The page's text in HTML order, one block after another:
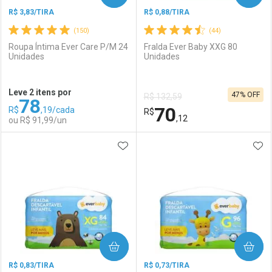
Comprar sem Desconto
Por R$ 105,38/cada
Comprar sem Desconto
Por R$ 105,38/cada
Comprar sem Desconto
Por R$ 92,90/cada
Comprar sem Desconto
Por R$ 92,90/cada
(150)
R$ 3,83/TIRA
Roupa Íntima Ever Care P/M 24
Unidades
Leve 2 itens por
R$78,19/cada
ou R$ 91,99/un
(44)
R$ 0,88/TIRA
Fralda Ever Baby XXG 80
Unidades
R$ 132,59
R$70,12
47% OFF
R$ 0,83/TIRA
ADICIONAR AOS FAVORITOS
COMPRAR
R$ 0,73/TIRA
COMPRAR